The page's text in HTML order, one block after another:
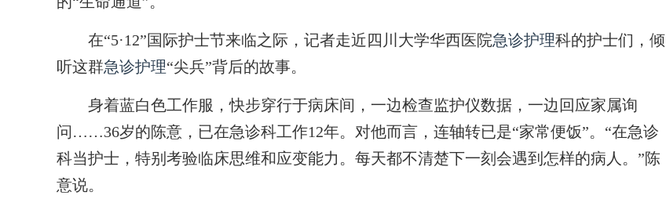
在“5·12”国际护士节来临之际，记者走近四川大学华西医院急诊护理科的护士们，倾
听这群急诊护理“尖兵”背后的故事。
身着蓝白色工作服，快步穿行于病床间，一边检查监护仪数据，一边回应家属询
问……36岁的陈意，已在急诊科工作12年。对他而言，连轴转已是“家常便饭”。“在急诊
科当护士，特别考验临床思维和应变能力。每天都不清楚下一刻会遇到怎样的病人。”陈
意说。